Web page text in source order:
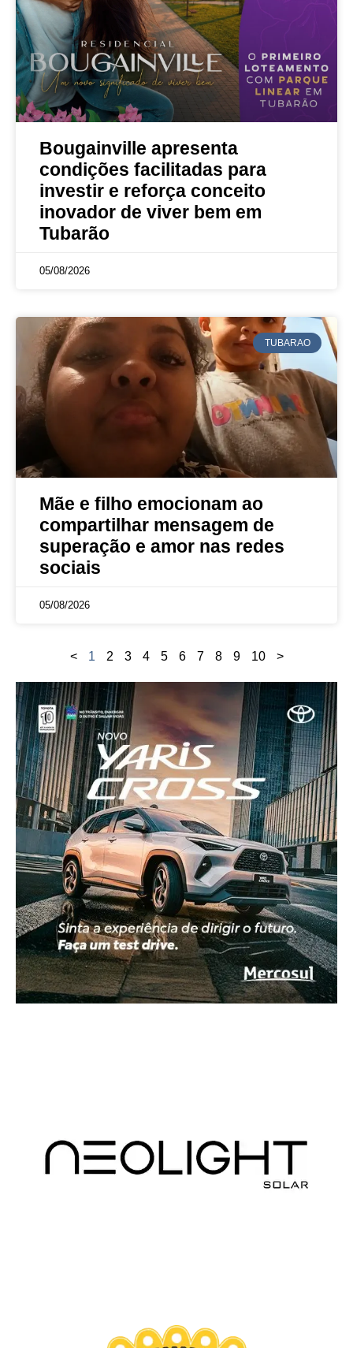
Bougainville apresenta
condições facilitadas para
investir e reforça conceito
inovador de viver bem em
Tubarão
05/08/2026
TUBARAO
Mãe e filho emocionam ao
compartilhar mensagem de
superação e amor nas redes
sociais
05/08/2026
< 1 2 3 4 5 6 7 8 9 10 >